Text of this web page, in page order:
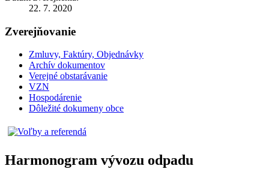
22. 7. 2020
Zverejňovanie
Zmluvy, Faktúry, Objednávky
Archív dokumentov
Verejné obstarávanie
VZN
Hospodárenie
Dôležité dokumeny obce
Harmonogram vývozu odpadu